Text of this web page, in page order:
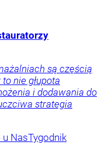
są częścią
nie głupota
i dodawania do
strategia
u NasTygodnik